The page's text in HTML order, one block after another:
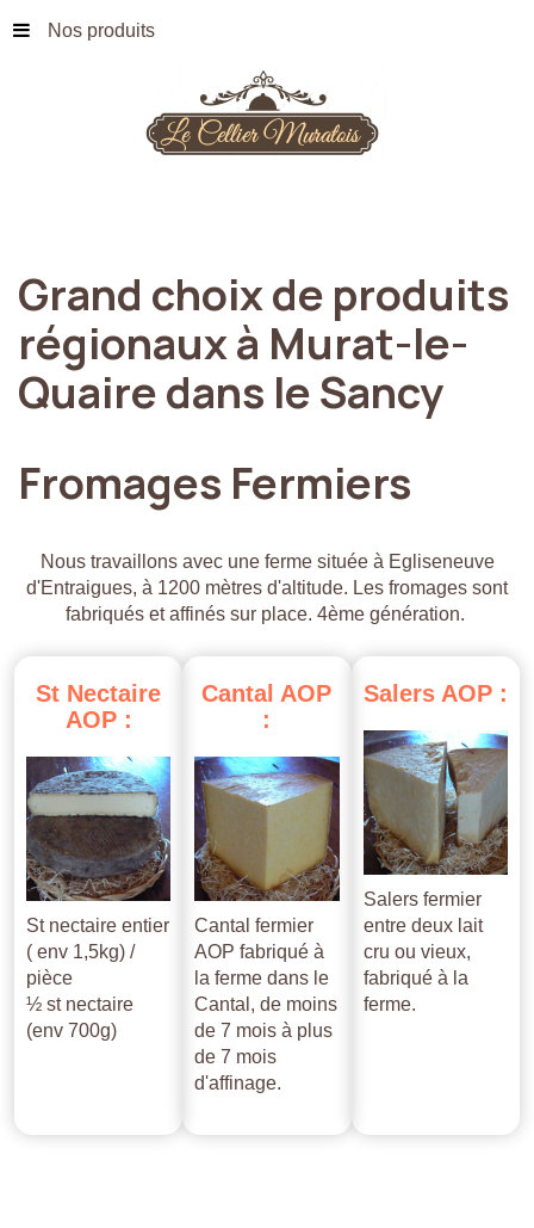
Nos produits
Grand choixde produits
régionauxà Murat-le-
Quairedans leSancy
Fromages Fermiers
Nous travaillons avec une ferme située à Egliseneuve
d'Entraigues, à 1200 mètres d'altitude. Les fromages sont
fabriqués et affinés sur place. 4ème génération.
St Nectaire
AOP :
St nectaire entier
( env 1,5kg) /
pièce
½ st nectaire
(env 700g)
Cantal AOP
:
Cantal fermier
AOP fabriqué à
la ferme dans le
Cantal, de moins
de 7 mois à plus
de 7 mois
d'affinage.
Salers AOP :
Salers fermier
entre deux lait
cru ou vieux,
fabriqué à la
ferme.